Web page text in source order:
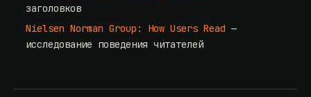
заголовков
Nielsen Norman Group: How Users Read —
исследование поведения читателей